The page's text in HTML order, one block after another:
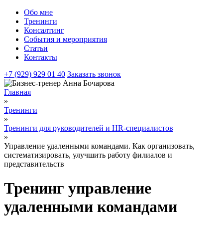
Обо мне
Тренинги
Консалтинг
События и мероприятия
Статьи
Контакты
+7 (929) 929 01 40 Заказать звонок
Главная
»
Тренинги
»
Тренинги для руководителей и HR-специалистов
»
Управление удаленными командами. Как организовать,
систематизировать, улучшить работу филиалов и
представительств
Тренинг управление
удаленными командами